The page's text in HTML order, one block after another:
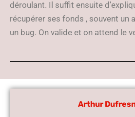
déroulant. Il suffit ensuite
récupérer ses fonds , souvent un
un bug. On valide et on attend le
Arthur